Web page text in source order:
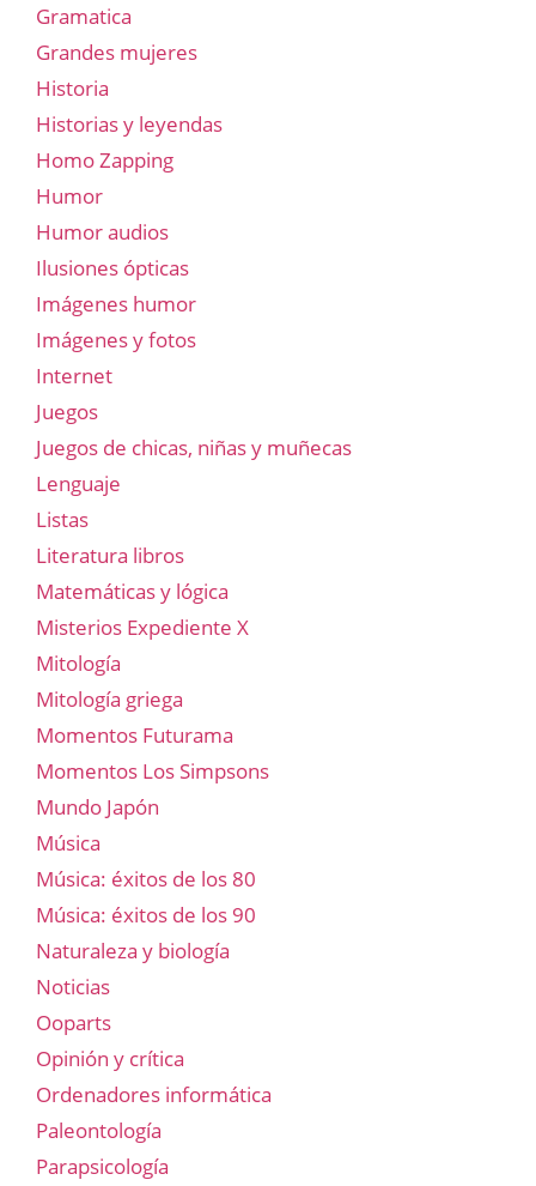
Gramatica
Grandes mujeres
Historia
Historias y leyendas
Homo Zapping
Humor
Humor audios
Ilusiones ópticas
Imágenes humor
Imágenes y fotos
Internet
Juegos
Juegos de chicas, niñas y muñecas
Lenguaje
Listas
Literatura libros
Matemáticas y lógica
Misterios Expediente X
Mitología
Mitología griega
Momentos Futurama
Momentos Los Simpsons
Mundo Japón
Música
Música: éxitos de los 80
Música: éxitos de los 90
Naturaleza y biología
Noticias
Ooparts
Opinión y crítica
Ordenadores informática
Paleontología
Parapsicología